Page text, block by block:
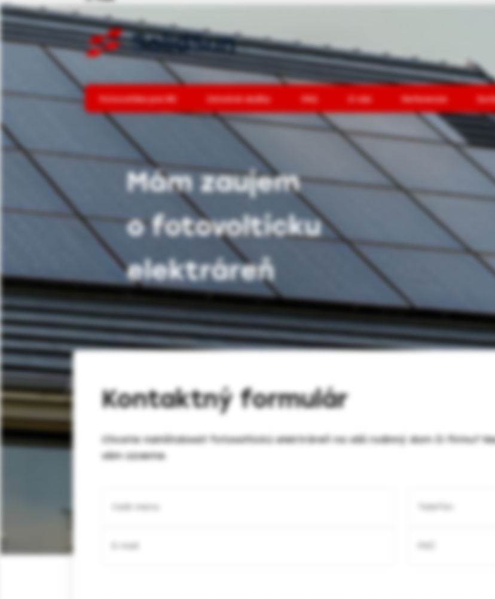
Referencie
Dotácie
Partneri
fenestra sk
Lindab
Remax
Kariéra
Kontakt
800 400 506
Fotovoltika pre RD Ostatné služby FAQ O nás Referencie
Mám zaujem
o fotovolticku
elektráreň
Kontaktný formulár
Chcete nainštalovať fotovoltickú elektráreň na váš rodinný dom či firmu?
vám ozveme.